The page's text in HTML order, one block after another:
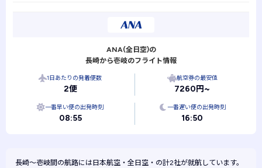
ANA(全日空)の
長崎から壱岐のフライト情報
1日あたりの発着便数
2便
航空券の最安値
7260円~
一番早い便の出発時刻
08:55
一番遅い便の出発時刻
16:50
長崎～壱岐間の航路には日本航空・ 全日空・ の計2社が就航しています。